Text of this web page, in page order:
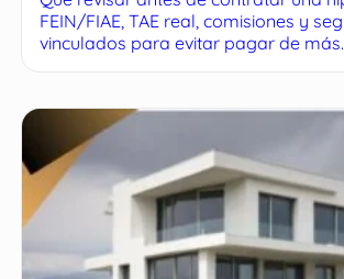
FEIN/FIAE, TAE real, comisiones y
vinculados para evitar pagar de más.